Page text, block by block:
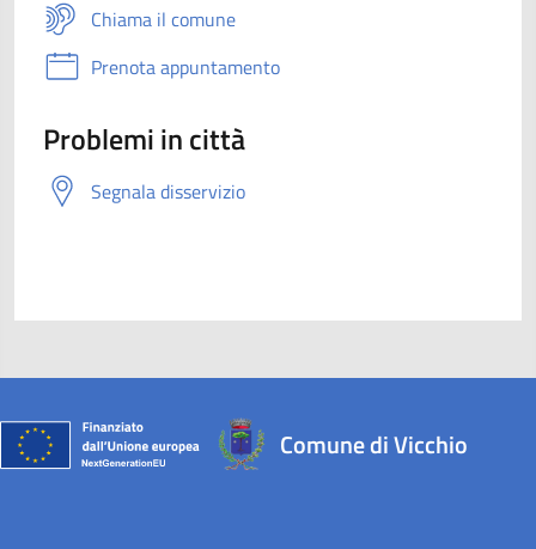
Chiama il comune
Prenota appuntamento
Problemi in città
Segnala disservizio
Comune di Vicchio